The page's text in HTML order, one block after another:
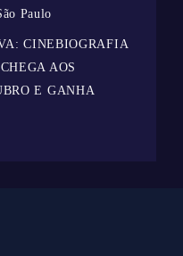
Paulo
CINEBIOGRAFIA
AOS
E GANHA